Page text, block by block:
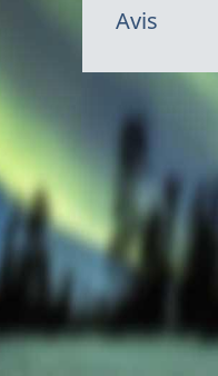
Avis